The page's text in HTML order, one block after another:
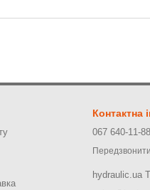
Контактна
067 640-11-88
hydraulic.ua